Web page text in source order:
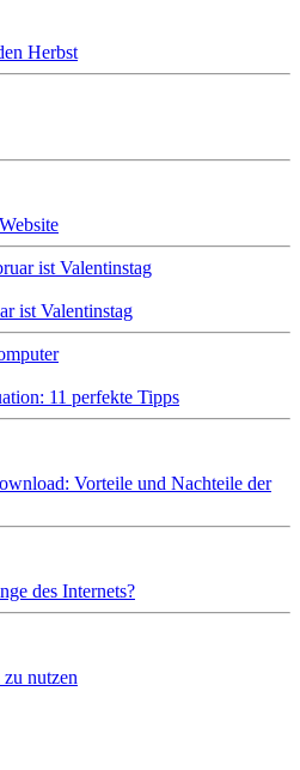
Herbst
ist Valentinstag
11 perfekte Tipps
Vorteile und Nachteile der
des Internets?
nutzen